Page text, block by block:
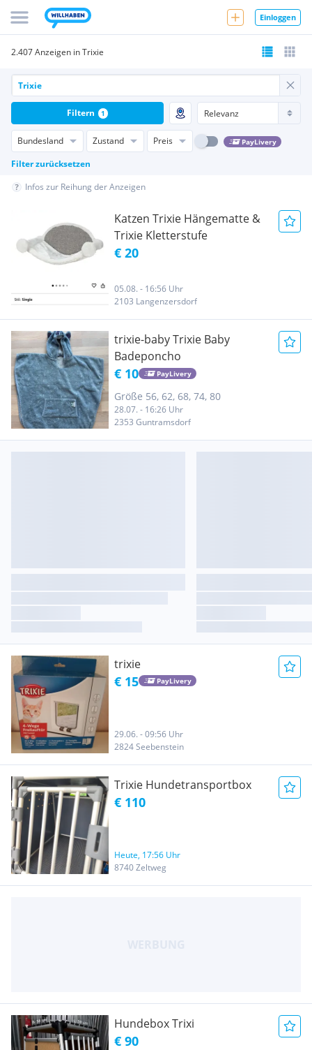
Einloggen
2.407 Anzeigen in Trixie
Bundesland Zustand Preis PayLivery
Filter zurücksetzen
Filtern 1
Infos zur Reihung der Anzeigen
Katzen Trixie Hängematte &
Trixie Kletterstufe
€ 20
05.08. - 16:56 Uhr
2103 Langenzersdorf
trixie-baby Trixie Baby
Badeponcho
€ 10 PayLivery
Größe 56, 62, 68, 74, 80
28.07. - 16:26 Uhr
2353 Guntramsdorf
trixie
€ 15 PayLivery
29.06. - 09:56 Uhr
2824 Seebenstein
Trixie Hundetransportbox
€ 110
Heute, 17:56 Uhr
8740 Zeltweg
Hundebox Trixi
€ 90